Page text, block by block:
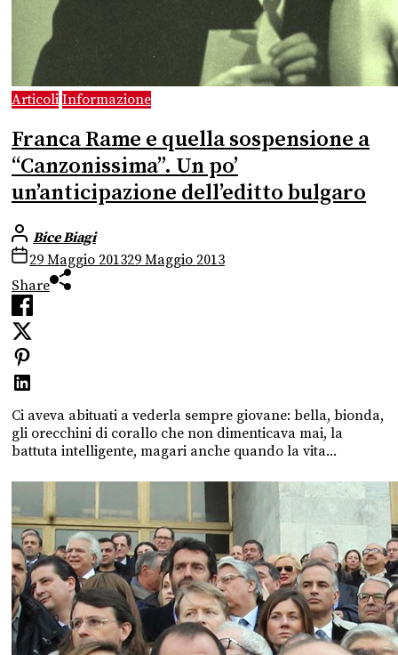
Articoli Informazione
Franca Rame e quella sospensione a
“Canzonissima”. Un po’
un’anticipazione dell’editto bulgaro
Bice Biagi
29 Maggio 201329 Maggio 2013
Share
Ci aveva abituati a vederla sempre giovane: bella, bionda,
gli orecchini di corallo che non dimenticava mai, la
battuta intelligente, magari anche quando la vita...